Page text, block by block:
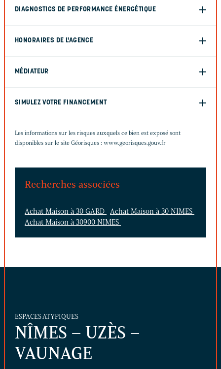
DIAGNOSTICS DE PERFORMANCE ÉNERGÉTIQUE
HONORAIRES DE L'AGENCE
MÉDIATEUR
SIMULEZ VOTRE FINANCEMENT
Les informations sur les risques auxquels ce bien est exposé sont
disponibles sur le site Géorisques : www.georisques.gouv.fr
Recherches associées
Achat Maison à 30 GARD
Achat Maison à 30 NIMES
Achat Maison à 30900 NIMES
ESPACES ATYPIQUES
NÎMES – UZÈS –
VAUNAGE